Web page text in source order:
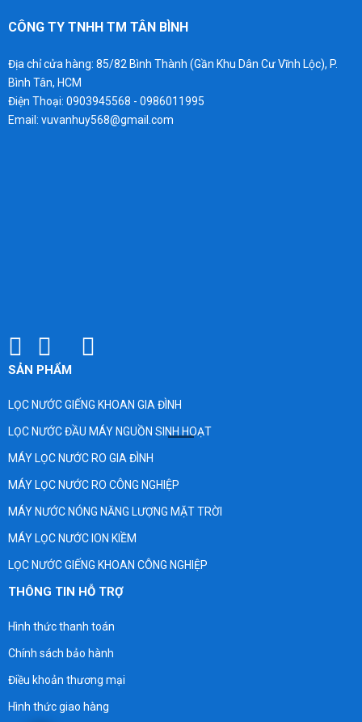
CÔNG TY TNHH TM TÂN BÌNH
Địa chỉ cửa hàng: 85/82 Bình Thành (Gần Khu Dân Cư Vĩnh Lộc), P.
Bình Tân, HCM
Điện Thoại: 0903945568 - 0986011995
Email: vuvanhuy568@gmail.com
SẢN PHẨM
LỌC NƯỚC GIẾNG KHOAN GIA ĐÌNH
LỌC NƯỚC ĐẦU MÁY NGUỒN SINH HOẠT
MÁY LỌC NƯỚC RO GIA ĐÌNH
MÁY LỌC NƯỚC RO CÔNG NGHIỆP
MÁY NƯỚC NÓNG NĂNG LƯỢNG MẶT TRỜI
MÁY LỌC NƯỚC ION KIỀM
LỌC NƯỚC GIẾNG KHOAN CÔNG NGHIỆP
THÔNG TIN HỖ TRỢ
Hình thức thanh toán
Chính sách bảo hành
Điều khoản thương mại
Hình thức giao hàng